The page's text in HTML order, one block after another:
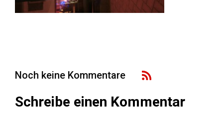
Noch keine Kommentare
Schreibe einen Kommentar